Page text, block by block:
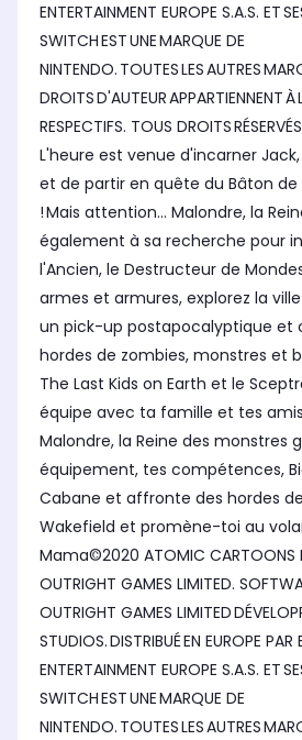
ENTERTAINMENT EUROPE S.A.S. ET
SWITCH EST UNE MARQUE DE
NINTENDO. TOUTES LES AUTRES
DROITS D'AUTEUR APPARTIENNENT À
RESPECTIFS. TOUS DROITS
L'heure est venue d'incarner
et de partir en quête du Bâton de
! Mais attention... Malondre, la
également à sa recherche pour
l'Ancien, le Destructeur de
armes et armures, explorez la
un pick-up postapocalyptique et
hordes de zombies, monstres et
The Last Kids on Earth et le
équipe avec ta famille et tes
Malondre, la Reine des monstres
équipement, tes compétences,
Cabane et affronte des hordes
Wakefield et promène-toi au
Mama©2020 ATOMIC CARTOONS
OUTRIGHT GAMES LIMITED.
OUTRIGHT GAMES LIMITED
STUDIOS. DISTRIBUÉ EN EUROPE
ENTERTAINMENT EUROPE S.A.S. ET
SWITCH EST UNE MARQUE DE
NINTENDO. TOUTES LES AUTRES